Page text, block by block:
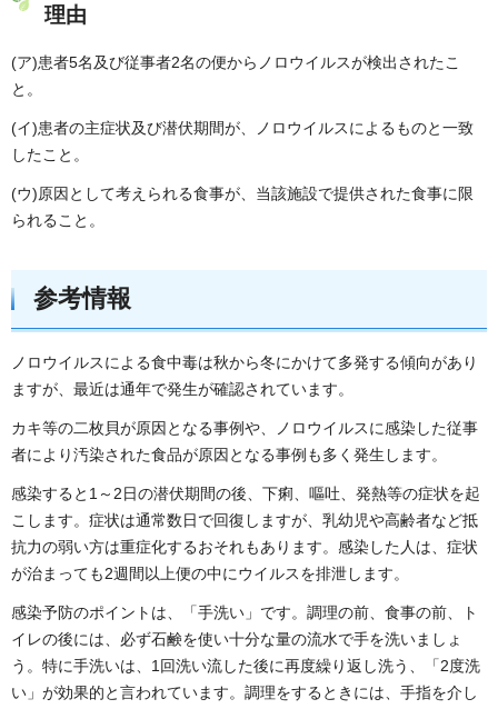
理由
(ア)患者5名及び従事者2名の便からノロウイルスが検出されたこ
と。
(イ)患者の主症状及び潜伏期間が、ノロウイルスによるものと一致
したこと。
(ウ)原因として考えられる食事が、当該施設で提供された食事に限
られること。
参考情報
ノロウイルスによる食中毒は秋から冬にかけて多発する傾向があり
ますが、最近は通年で発生が確認されています。
カキ等の二枚貝が原因となる事例や、ノロウイルスに感染した従事
者により汚染された食品が原因となる事例も多く発生します。
感染すると1～2日の潜伏期間の後、下痢、嘔吐、発熱等の症状を起
こします。症状は通常数日で回復しますが、乳幼児や高齢者など抵
抗力の弱い方は重症化するおそれもあります。感染した人は、症状
が治まっても2週間以上便の中にウイルスを排泄します。
感染予防のポイントは、「手洗い」です。調理の前、食事の前、ト
イレの後には、必ず石鹸を使い十分な量の流水で手を洗いましょ
う。特に手洗いは、1回洗い流した後に再度繰り返し洗う、「2度洗
い」が効果的と言われています。調理をするときには、手指を介し